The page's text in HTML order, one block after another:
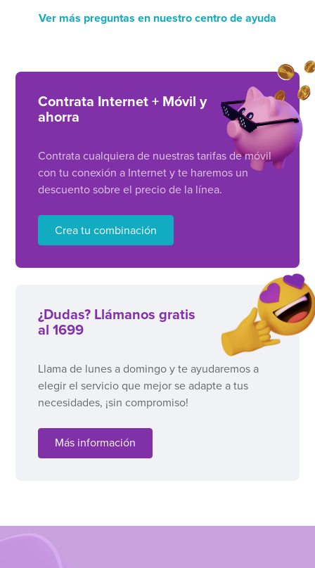
Ver más preguntas en nuestro centro de ayuda
Contrata Internet + Móvil y
ahorra
Contrata cualquiera de nuestras tarifas de móvil
con tu conexión a Internet y te haremos un
descuento sobre el precio de la línea.
Crea tu combinación
¿Dudas? Llámanos gratis
al 1699
Llama de lunes a domingo y te ayudaremos a
elegir el servicio que mejor se adapte a tus
necesidades, ¡sin compromiso!
Más información